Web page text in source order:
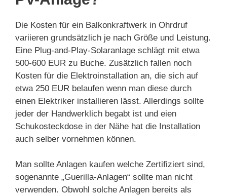
Die Kosten für ein Balkonkraftwerk in Ohrdruf
variieren grundsätzlich je nach Größe und Leistung.
Eine Plug-and-Play-Solaranlage schlägt mit etwa
500-600 EUR zu Buche. Zusätzlich fallen noch
Kosten für die Elektroinstallation an, die sich auf
etwa 250 EUR belaufen wenn man diese durch
einen Elektriker installieren lässt. Allerdings sollte
jeder der Handwerklich begabt ist und eien
Schukosteckdose in der Nähe hat die Installation
auch selber vornehmen können.
Man sollte Anlagen kaufen welche Zertifiziert sind,
sogenannte „Guerilla-Anlagen“ sollte man nicht
verwenden. Obwohl solche Anlagen bereits als